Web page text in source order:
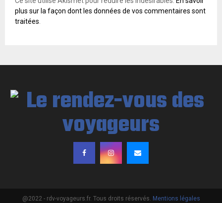
plus sur la façon dont les données de vos commentaires sont
traitées
@2022 - rdv-voyageurs.fr. Tous droits réservés. Mentions légales